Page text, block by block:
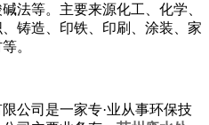
法等。主要来源化工、化学、
铸造、印铁、印刷、涂装、家
。
公司是一家专·业从事环保技